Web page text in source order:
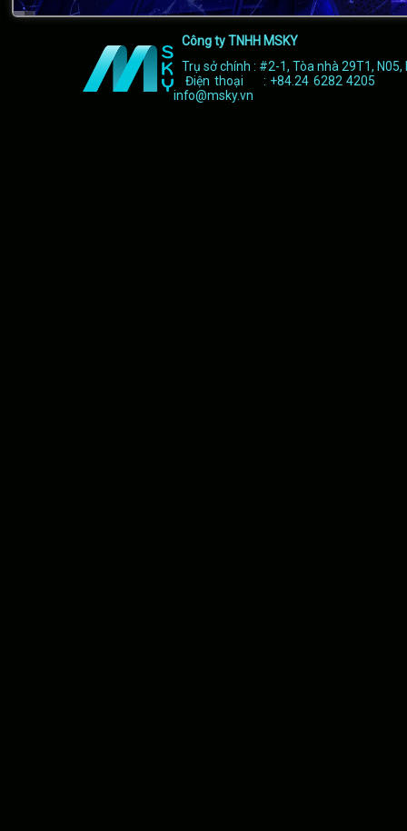
Công ty TNHH MSKY
Trụ sở chính : #2-1, Tòa nhà 29T1, N05,
Điện thoại : +84.24 6282 4205
info@msky.vn